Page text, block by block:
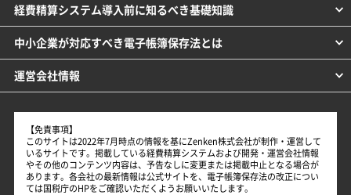
経費精算システム導入前に知るべき基礎知識
中小企業が対応すべき電子帳簿保存法とは
運営会社情報
【免責事項】
このサイトは2022年7月時点の情報を基にZenken株式会社が制作・運営して
いるサイトです。掲載している経費精算システムおよび開発・運営会社情報
やその他のコンテンツ内容は、予告なしに変更または掲載中止となる場合が
あります。各会社の最新情報は公式サイトを、電子帳簿保存法の改正につい
ては国税庁のHPをご確認いただくようお願いいたします。